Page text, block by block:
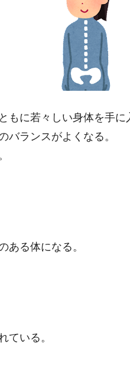
もに若々しい身体を手に
バランスがよくなる。
ある体になる。
ている。